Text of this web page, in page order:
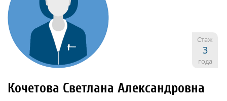
Стаж
3
года
Кочетова Светлана Александровна